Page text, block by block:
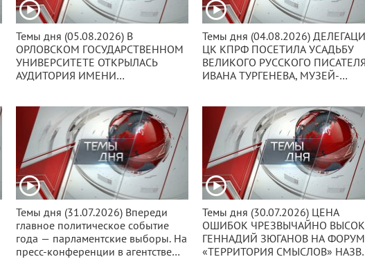
Темы дня (05.08.2026) В
ОРЛОВСКОМ ГОСУДАРСТВЕННОМ
УНИВЕРСИТЕТЕ ОТКРЫЛАСЬ
АУДИТОРИЯ ИМЕНИ
Темы дня (04.08.2026) ДЕЛЕГАЦИЯ
ЦК КПРФ ПОСЕТИЛА УСАДЬБУ
ВЕЛИКОГО РУССКОГО
ИВАНА ТУРГЕНЕВА, МУЗЕЙ-
Темы дня (31.07.2026) Впереди
главное политическое событие
года — парламентские выборы. На
пресс-конференции в агентстве
Темы дня (30.07.2026) ЦЕНА
ОШИБОК ЧРЕЗВЫЧАЙНО
ГЕННАДИЙ ЗЮГАНОВ НА
«ТЕРРИТОРИЯ СМЫСЛОВ»